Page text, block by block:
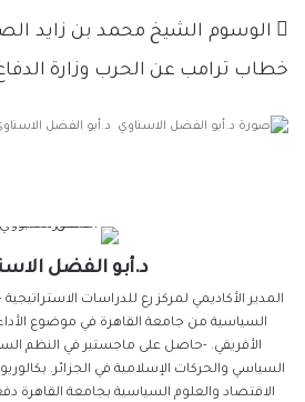
الوسوم الشيخ محمد بن زايد
خطاب ترامب عن الحرب وزارة
د.أبو الفضل
د.أبو الفضل
المدير الأكاديمي لمركز رع للدراسات
السياسية من جامعة القاهرة في موضوع
الأفريقي. -حاصل على ماجستير في النظم
السياسي والحركات الإسلامية في الجزائر.